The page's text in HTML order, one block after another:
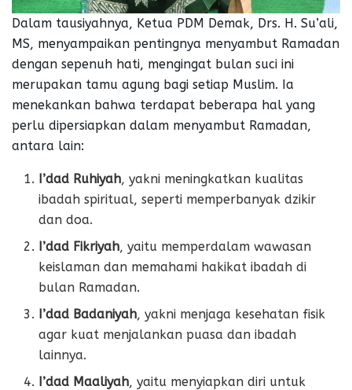
Dalam tausiyahnya, Ketua PDM Demak, Drs. H. Su’ali,
MS, menyampaikan pentingnya menyambut Ramadan
dengan sepenuh hati, mengingat bulan suci ini
merupakan tamu agung bagi setiap Muslim. Ia
menekankan bahwa terdapat beberapa hal yang
perlu dipersiapkan dalam menyambut Ramadan,
antara lain:
I’dad Ruhiyah, yakni meningkatkan kualitas
ibadah spiritual, seperti memperbanyak dzikir
dan doa.
I’dad Fikriyah, yaitu memperdalam wawasan
keislaman dan memahami hakikat ibadah di
bulan Ramadan.
I’dad Badaniyah, yakni menjaga kesehatan fisik
agar kuat menjalankan puasa dan ibadah
lainnya.
I’dad Maaliyah, yaitu menyiapkan diri untuk